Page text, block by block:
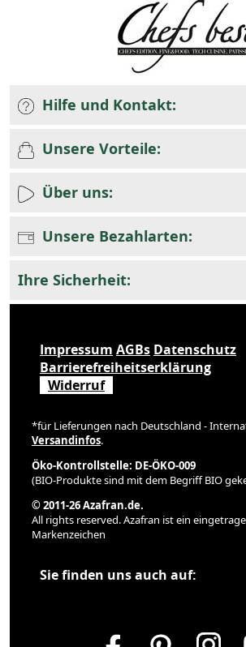
Hilfe und Kontakt:
Unsere Vorteile:
Über uns:
Unsere Bezahlarten:
Ihre Sicherheit:
Impressum AGBs Datenschutz
Barrierefreiheitserklärung
Widerruf
*für Lieferungen nach Deutschland -
Versandinfos.
Öko-Kontrollstelle: DE-ÖKO-009
(BIO-Produkte sind mit dem Begriff BIO
© 2011-26 Azafran.de.
All rights reserved. Azafran ist ein
Markenzeichen
Sie finden uns auch auf: